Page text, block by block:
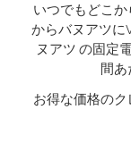
いつでもどこ
からバヌアツに
ヌアツ の固定
間あ
お得な価格の